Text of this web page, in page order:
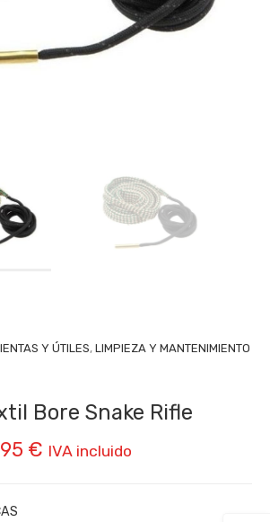
Y ÚTILES, LIMPIEZA Y MANTENIMIENTO
Bore Snake Rifle
€ Rango
IVA incluido